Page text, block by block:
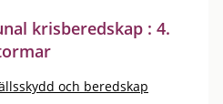
krisberedskap : 4.
och beredskap